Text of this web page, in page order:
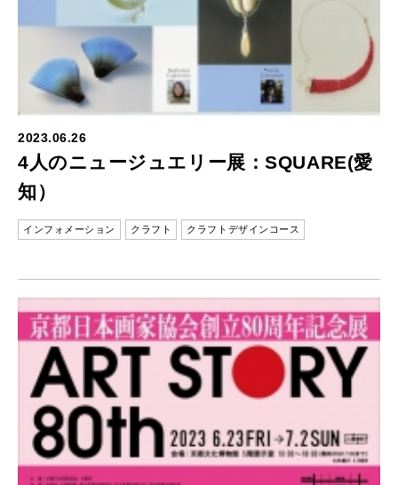
2023.06.26
4人のニュージュエリー展：SQUARE(愛
知）
インフォメーション クラフト クラフトデザインコース